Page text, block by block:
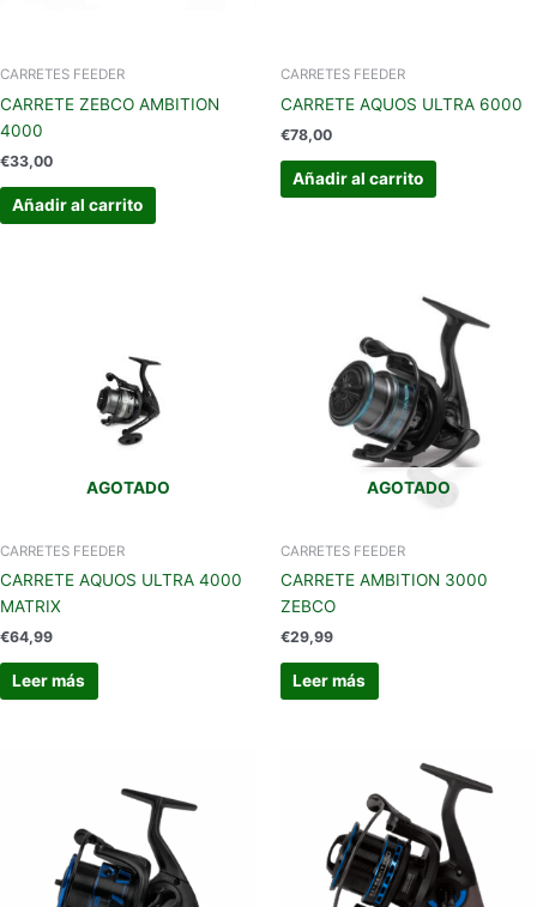
CARRETES FEEDER
CARRETE ZEBCO AMBITION
4000
€33,00
Añadir al carrito
CARRETES FEEDER
CARRETE AQUOS ULTRA 6000
€78,00
Añadir al carrito
AGOTADO
CARRETES FEEDER
CARRETE AQUOS ULTRA 4000
MATRIX
€64,99
Leer más
AGOTADO
CARRETES FEEDER
CARRETE AMBITION 3000
ZEBCO
€29,99
Leer más